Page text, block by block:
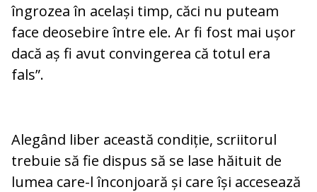
îngrozea în același timp, căci nu puteam
face deosebire între ele. Ar fi fost mai ușor
dacă aș fi avut convingerea că totul era
fals”.
Alegând liber această condiție, scriitorul
trebuie să fie dispus să se lase hăituit de
lumea care-l înconjoară și care își accesează